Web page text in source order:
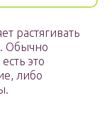
растягивать
Обычно
это
либо